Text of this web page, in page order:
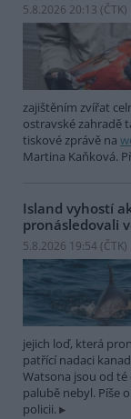
5.8.2026 20:13 (ČTK)
zajištěním zvířat
ostravské zahradě
tiskové zprávě na
Martina Kaňková.
Island vyhostí
pronásledovali
5.8.2026 19:54 (ČTK)
jejich loď, která
patřící nadaci
Watsona jsou od té
palubě nebyl. Píše
policii.